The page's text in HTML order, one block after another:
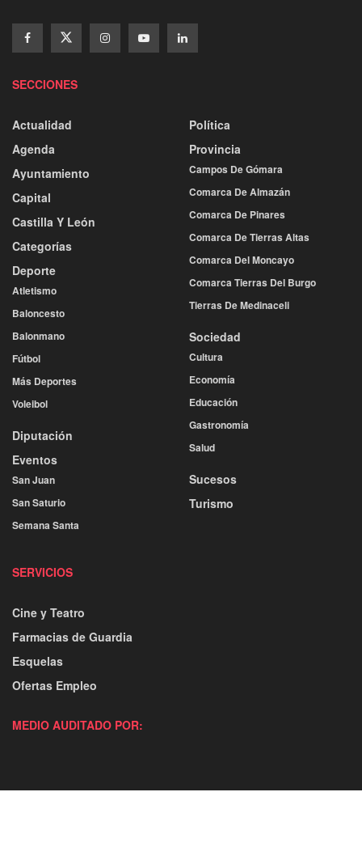
SECCIONES
Actualidad
Agenda
Ayuntamiento
Capital
Castilla Y León
Categorías
Deporte
Atletismo
Baloncesto
Balonmano
Fútbol
Más Deportes
Voleibol
Diputación
Eventos
San Juan
San Saturio
Semana Santa
Política
Provincia
Campos De Gómara
Comarca De Almazán
Comarca De Pinares
Comarca De Tierras Altas
Comarca Del Moncayo
Comarca Tierras Del Burgo
Tierras De Medinaceli
Sociedad
Cultura
Economía
Educación
Gastronomía
Salud
Sucesos
Turismo
SERVICIOS
Cine y Teatro
Farmacias de Guardia
Esquelas
Ofertas Empleo
MEDIO AUDITADO POR: